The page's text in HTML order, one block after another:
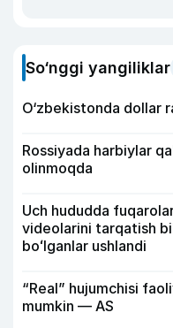
So‘nggi yangiliklar
O‘zbekistonda dollar
Rossiyada harbiylar
olinmoqda
Uch hududda
videolarini tarqatish
boʻlganlar ushlandi
“Real” hujumchisi
mumkin — AS